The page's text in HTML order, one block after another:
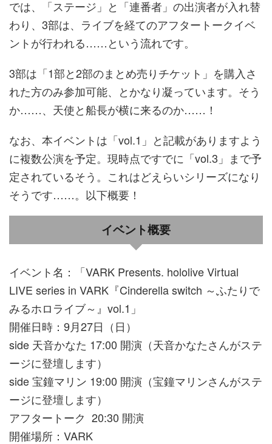
では、「ステージ」と「連番者」の出演者が入れ替
わり、3部は、ライブを経てのアフタートークイベ
ントが行われる……という流れです。
3部は「1部と2部のまとめ売りチケット」を購入さ
れた方のみ参加可能、とかなり凝っています。そう
か……、天使と船長が横に来るのか……！
なお、本イベントは「vol.1」と記載がありますよう
に複数公演を予定。現時点ですでに「vol.3」まで予
定されているそう。これはどえらいシリーズになり
そうです……。以下概要！
イベント概要
イベント名：「VARK Presents. hololive Virtual
LIVE series in VARK『Cinderella switch ～ふたりで
みるホロライブ～』vol.1」
開催日時：9月27日（日）
side 天音かなた 17:00 開演（天音かなたさんがステ
ージに登壇します）
side 宝鐘マリン 19:00 開演（宝鐘マリンさんがステ
ージに登壇します）
アフタートーク 20:30 開演
開催場所：VARK